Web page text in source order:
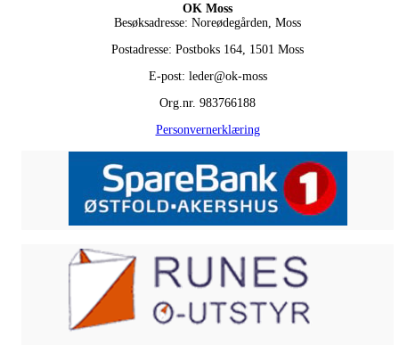
OK Moss
Besøksadresse: Noreødegården, Moss
Postadresse: Postboks 164, 1501 Moss
E-post: leder@ok-moss
Org.nr. 983766188
Personvernerklæring